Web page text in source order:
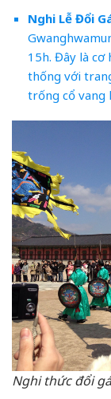
Nghi Lễ Đổi
15h. Đây là
thống với
trống cổ vang
Nghi thức đổi